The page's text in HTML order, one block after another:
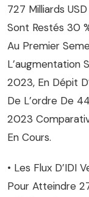
727 Milliards
Sont Restés 30
Au Premier
L’augmentation
2023, En Dépit
De L’ordre De
2023
En Cours.
• Les Flux D’IDI
Pour Atteindre